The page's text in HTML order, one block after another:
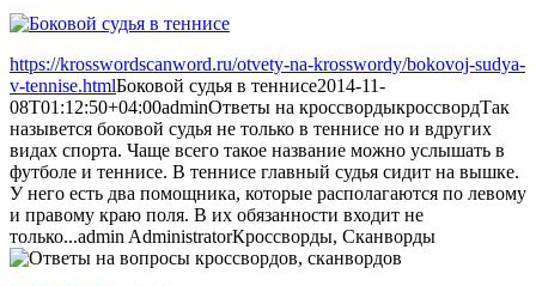
https://krosswordscanword.ru/otvety-na-krosswordy/bokovoj-sudya-
v-tennise.htmlБоковой судья в теннисе2014-11-
08T01:12:50+04:00adminОтветы на кроссвордыкроссвордТак
назывется боковой судья не только в теннисе но и вдругих
видах спорта. Чаще всего такое название можно услышать в
футболе и теннисе. В теннисе главный судья сидит на вышке.
У него есть два помощника, которые располагаются по левому
и правому краю поля. В их обязанности входит не
только...admin AdministratorКроссворды, Сканворды